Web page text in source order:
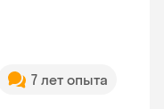
7 лет опыта